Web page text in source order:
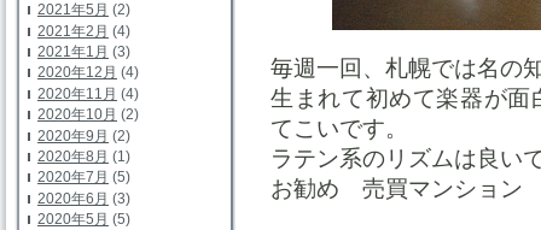
2021年5月 (2)
2021年2月 (4)
2021年1月 (3)
2020年12月 (4)
2020年11月 (4)
2020年10月 (2)
2020年9月 (2)
2020年8月 (1)
2020年7月 (5)
2020年6月 (3)
2020年5月 (5)
毎週一回、札幌では名の
生まれて初めて楽器が
てこいです。
ラテン系のリズムは良い
お勧め 売買マンショ